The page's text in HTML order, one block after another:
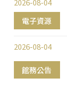
電子資源
2026-08-04
館務公告
2026-08-04